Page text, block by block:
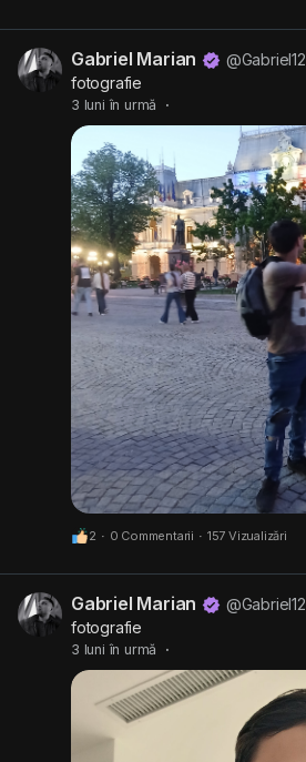
Gabriel Marian @Gabriel12
fotografie
3 luni în urmă ·
2 · 0 Commentarii · 157 Vizualizări
Gabriel Marian @Gabriel12
fotografie
3 luni în urmă ·